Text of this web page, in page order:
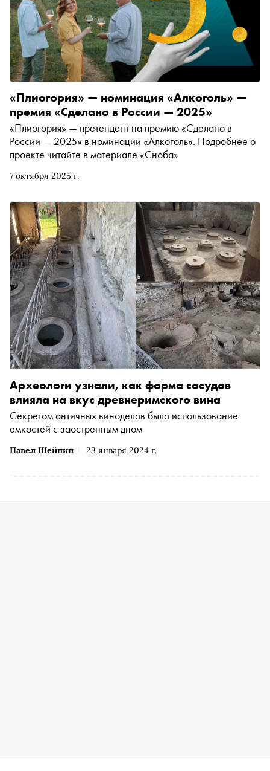
7 октября 2025 г.
«Плиогория» — номинация «Алкоголь» —
премия «Сделано в России — 2025»
«Плиогория» — претендент на премию «Сделано в
России — 2025» в номинации «Алкоголь». Подробнее о
проекте читайте в материале «Сноба»
Павел Шейнин 23 января 2024 г.
Археологи узнали, как форма сосудов
влияла на вкус древнеримского вина
Секретом античных виноделов было использование
емкостей с заостренным дном